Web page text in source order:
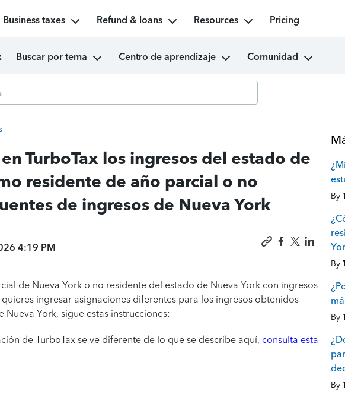
Business taxes Refund & loans Resources Pricing
Buscar por tema Centro de aprendizaje Comunidad
TurboTax los ingresos del estado de
residente de año parcial o no
de ingresos de Nueva York
4:19 PM
de Nueva York o no residente del estado de Nueva York con ingresos
ingresar asignaciones diferentes para los ingresos obtenidos
York, sigue estas instrucciones:
de TurboTax se ve diferente de lo que se describe aquí, consulta esta
By
By
By
By